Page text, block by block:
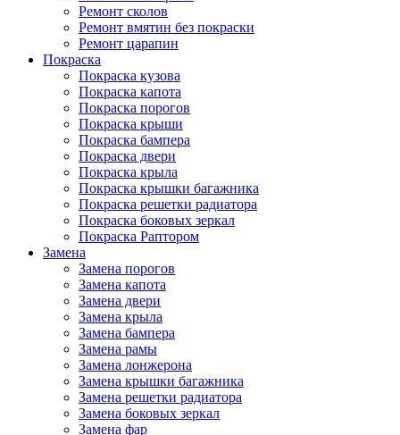
Ремонт сколов
Ремонт вмятин без покраски
Ремонт царапин
Покраска
Покраска кузова
Покраска капота
Покраска порогов
Покраска крыши
Покраска бампера
Покраска двери
Покраска крыла
Покраска крышки багажника
Покраска решетки радиатора
Покраска боковых зеркал
Покраска Раптором
Замена
Замена порогов
Замена капота
Замена двери
Замена крыла
Замена бампера
Замена рамы
Замена лонжерона
Замена крышки багажника
Замена решетки радиатора
Замена боковых зеркал
Замена фар